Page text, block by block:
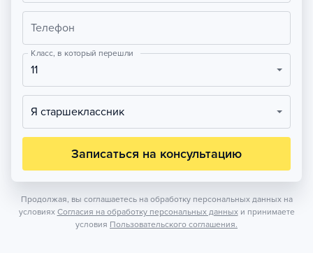
Телефон
Класс, в который перешли
11
Я старшеклассник
Записаться на консультацию
Продолжая, вы соглашаетесь на обработку персональных данных на
условиях Согласия на обработку персональных данных и принимаете
условия Пользовательского соглашения.